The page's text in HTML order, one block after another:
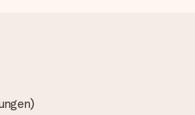
du mit deinem Geschenk
ist es wichtig, qualitativ
Wenn du dir nicht sicher
Qualität aufweist, wende
)